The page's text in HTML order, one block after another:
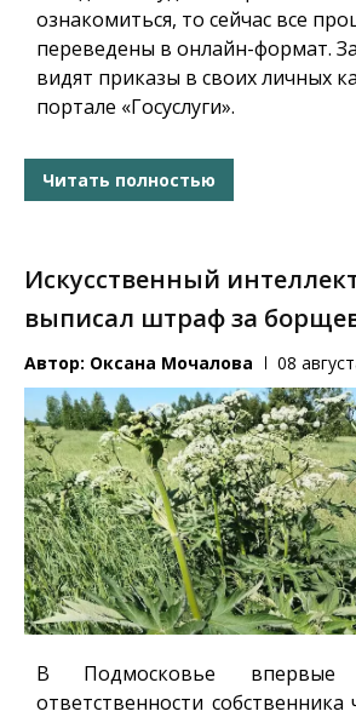
ознакомиться, то сейчас все
переведены в онлайн-формат.
видят приказы в своих личных
портале «Госуслуги».
Читать полностью
Искусственный
выписал штраф за
Автор: Оксана Мочалова 08
В Подмосковье
ответственности собственника